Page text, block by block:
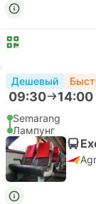
Дешевый
09:30 14:00
Semarang
Лампунг